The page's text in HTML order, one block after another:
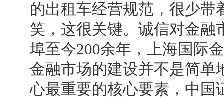
的出租车经营规范，很少
笑，这很关键。诚信对金融
埠至今200余年，上海国际
金融市场的建设并不是简单
心最重要的核心要素，中国